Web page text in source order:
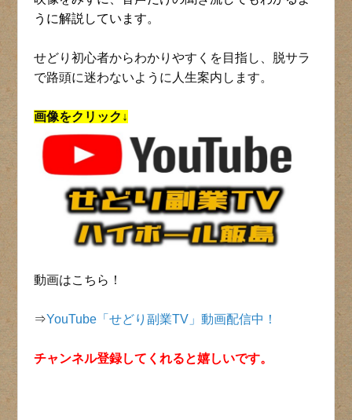
うに解説しています。
せどり初心者からわかりやすくを目指し、脱サラ
で路頭に迷わないように人生案内します。
画像をクリック↓
動画はこちら！
⇒YouTube「せどり副業TV」動画配信中！
チャンネル登録してくれると嬉しいです。